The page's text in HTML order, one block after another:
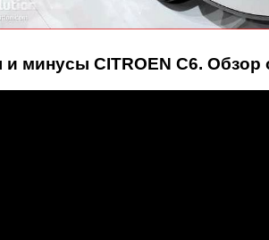
CITROEN C6.